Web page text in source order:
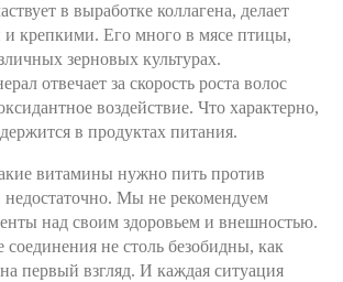
в выработке коллагена, делает
крепкими. Его много в мясе птицы,
зерновых культурах.
отвечает за скорость роста волос
воздействие. Что характерно,
в продуктах питания.
витамины нужно пить против
недостаточно. Мы не рекомендуем
над своим здоровьем и внешностью.
соединения не столь безобидны, как
первый взгляд. И каждая ситуация